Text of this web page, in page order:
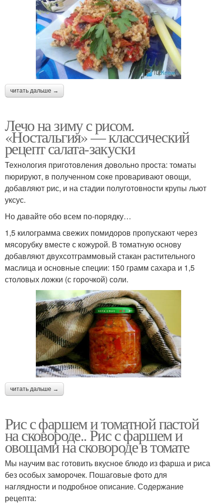
читать дальше →
Лечо на зиму с рисом.
«Ностальгия» — классический
рецепт салата-закуски
Технология приготовления довольно проста: томаты
пюрируют, в полученном соке проваривают овощи,
добавляют рис, и на стадии полуготовности крупы льют
уксус.
Но давайте обо всем по-порядку…
1,5 килограмма свежих помидоров пропускают через
мясорубку вместе с кожурой. В томатную основу
добавляют двухсотграммовый стакан растительного
маслица и основные специи: 150 грамм сахара и 1,5
столовых ложки (с горочкой) соли.
читать дальше →
Рис с фаршем и томатной пастой
на сковороде.. Рис с фаршем и
овощами на сковороде в томате
Мы научим вас готовить вкусное блюдо из фарша и риса
без особых заморочек. Пошаговые фото для
наглядности и подробное описание. Содержание
рецепта: